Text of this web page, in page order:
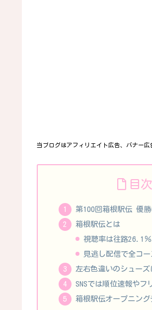
当ブログはアフィリエイト広告、バナー広
目次
第100回箱根駅伝 優
箱根駅伝とは
視聴率は往路26.1
見逃し配信で全コ
左右色違いのシュー
SNSでは順位速報やフ
箱根駅伝オープニン